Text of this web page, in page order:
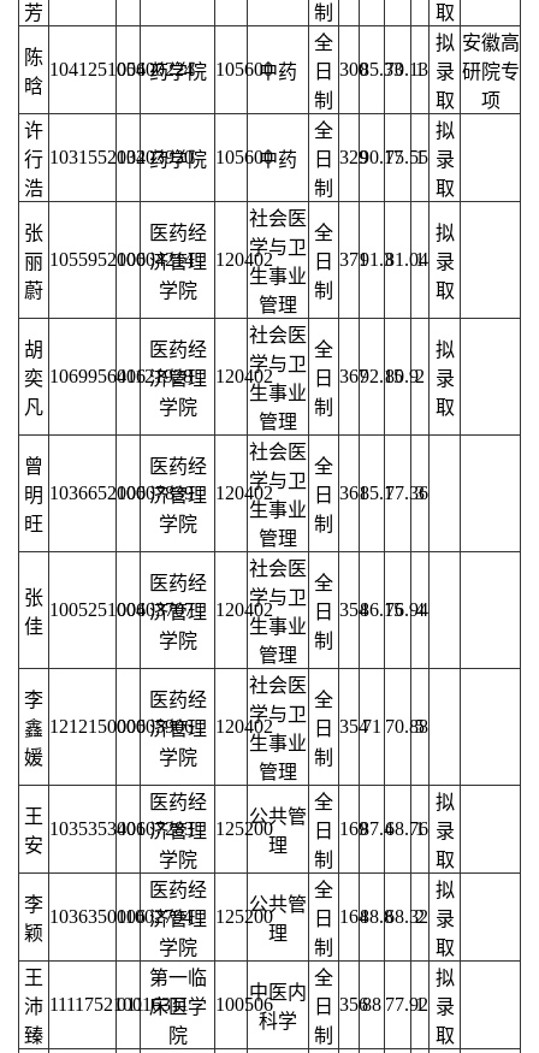
芳
制
取
陈
晗
104125105600224
004药学院 105600中药
全
日
制
30085.3370.13
1
拟
录
取
安徽高
研院专
项
许
行
浩
103155213203930
004药学院 105600中药
全
日
制
32990.1775.55
1
拟
录
取
张
丽
蔚
105595210004214
006
医药经
济管理
学院
120402
社会医
学与卫
生事业
管理
全
日
制
37191.381.04
1
拟
录
取
胡
奕
凡
106995641121928
006
医药经
济管理
学院
120402
社会医
学与卫
生事业
管理
全
日
制
36792.1580.92
拟
录
取
曾
明
旺
103665210007839
006
医药经
济管理
学院
120402
社会医
学与卫
生事业
管理
全
日
制
36185.177.36
3
张
佳
100525100403707
006
医药经
济管理
学院
120402
社会医
学与卫
生事业
管理
全
日
制
35486.1576.94
4
李
鑫
媛
121215000005906
006
医药经
济管理
学院
120402
社会医
学与卫
生事业
管理
全
日
制
35471 70.88
5
王
安
103535340107283
006
医药经
济管理
学院
125200
公共管
理
全
日
制
16987.468.76
1
拟
录
取
李
颖
103635011002794
006
医药经
济管理
学院
125200
公共管
理
全
日
制
16488.868.32
2
拟
录
取
王
沛
臻
111175210016311
011
第一临
床医学
院
100506
中医内
科学
全
日
制
35688 77.92
1
拟
录
取